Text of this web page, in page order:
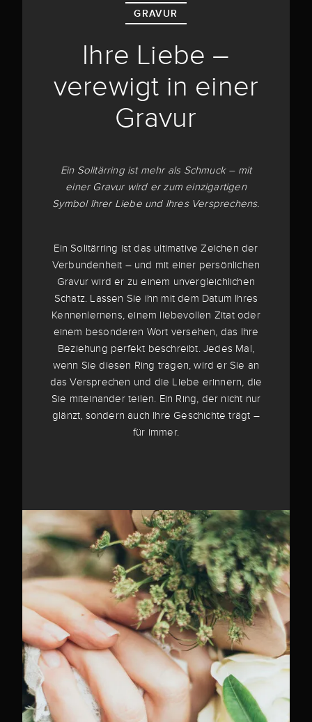
GRAVUR
Ihre Liebe –
verewigt in einer
Gravur
Ein Solitärring ist mehr als Schmuck – mit
einer Gravur wird er zum einzigartigen
Symbol Ihrer Liebe und Ihres Versprechens.
Ein Solitärring ist das ultimative Zeichen der
Verbundenheit – und mit einer persönlichen
Gravur wird er zu einem unvergleichlichen
Schatz. Lassen Sie ihn mit dem Datum Ihres
Kennenlernens, einem liebevollen Zitat oder
einem besonderen Wort versehen, das Ihre
Beziehung perfekt beschreibt. Jedes Mal,
wenn Sie diesen Ring tragen, wird er Sie an
das Versprechen und die Liebe erinnern, die
Sie miteinander teilen. Ein Ring, der nicht nur
glänzt, sondern auch Ihre Geschichte trägt –
für immer.